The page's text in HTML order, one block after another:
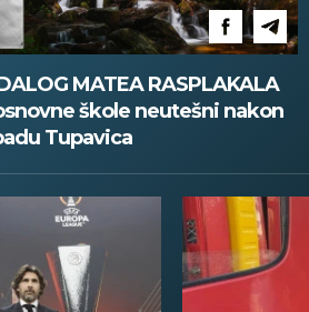
MATEA RASPLAKALA
škole neutešni nakon
Tupavica